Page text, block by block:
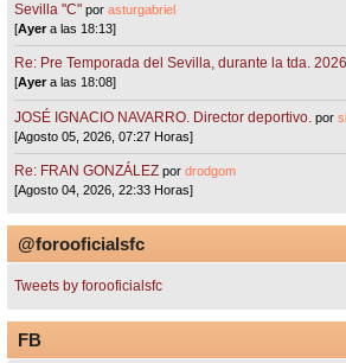
Sevilla "C"porasturgabriel
[Ayera las 18:13]
Re: Pre Temporada del Sevilla, durante la tda.
[Ayera las 18:08]
JOSÉ IGNACIO NAVARRO. Director deportivo. por
[Agosto 05, 2026, 07:27 Horas]
Re: FRAN GONZÁLEZ pordrodgom
[Agosto 04, 2026, 22:33 Horas]
@forooficialsfc
Tweets by forooficialsfc
FB